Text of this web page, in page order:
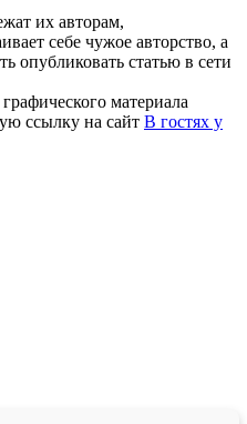
их авторам,
себе чужое авторство, а
опубликовать статью в сети
материала
ссылку на сайт В гостях у